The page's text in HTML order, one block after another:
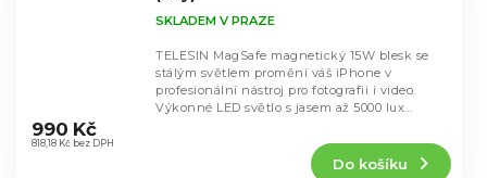
hodnocení
produktu
SKLADEM V PRAZE
818,18 Kč bez DPH
990 Kč
Do košíku
TELESIN MagSafe magnetický 15W blesk se
stálým světlem promění váš iPhone v
profesionální nástroj pro fotografii i video.
Výkonné LED světlo s jasem až 5000 lux